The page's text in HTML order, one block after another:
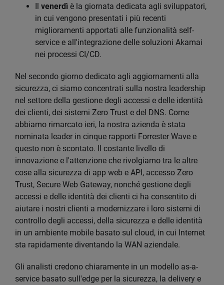
Il venerdì è la giornata dedicata agli sviluppatori,
in cui vengono presentati i più recenti
miglioramenti apportati alle funzionalità self-
service e all'integrazione delle soluzioni Akamai
nei processi CI/CD.
Nel secondo giorno dedicato agli aggiornamenti alla
sicurezza, ci siamo concentrati sulla nostra leadership
nel settore della gestione degli accessi e delle identità
dei clienti, dei sistemi Zero Trust e del DNS. Come
abbiamo rimarcato ieri, la nostra azienda è stata
nominata leader in cinque rapporti Forrester Wave e
questo non è scontato. Il costante livello di
innovazione e l'attenzione che rivolgiamo tra le altre
cose alla sicurezza di app web e API, accesso Zero
Trust, Secure Web Gateway, nonché gestione degli
accessi e delle identità dei clienti ci ha consentito di
aiutare i nostri clienti a modernizzare i loro sistemi di
controllo degli accessi, della sicurezza e delle identità
in un ambiente mobile basato sul cloud, in cui Internet
sta rapidamente diventando la WAN aziendale.
Gli analisti credono chiaramente in un modello as-a-
service basato sull'edge per la sicurezza, la delivery e